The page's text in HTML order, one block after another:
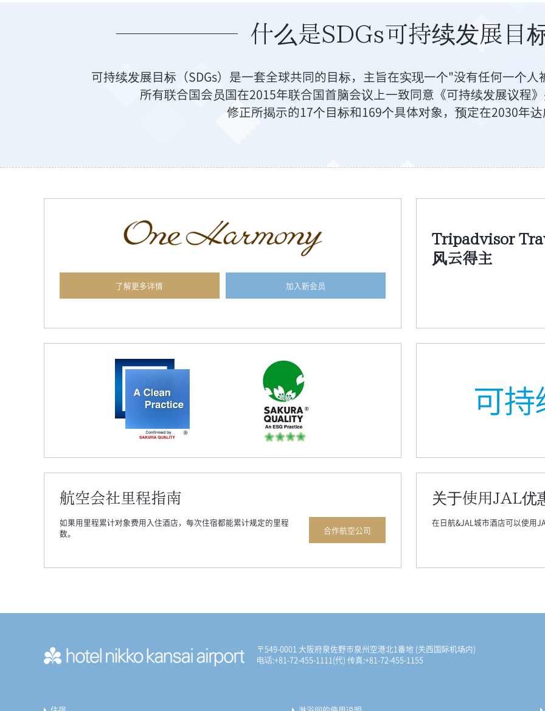
什么是SDGs可持续发展目
可持续发展目标（SDGs）是一套全球共同的目标， 主旨在实现一个"没有任何一个
所有联合国会员国在2015年联合国首脑会议上一致同意《可持续发展议程
修正所揭示的17个目标和169个具体对象， 预定在2030年
了解更多详情 加入新会员
Tripadvisor
风云得主
航空会社里程指南
如果用里程累计对象费用入住酒店，每次住宿都能累计规定的里程
数。
合作航空公司
关于使用JAL优
在日航&JAL城市酒店可以使用
〒549-0001 大阪府泉佐野市泉州空港北1番地 (关西国际机场内)
电话:+81-72-455-1111(代) 传真:+81-72-455-1155